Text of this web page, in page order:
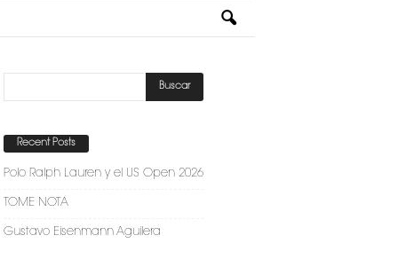
Recent Posts
Polo Ralph Lauren y el US Open 2026
TOME NOTA
Gustavo Eisenmann Aguilera